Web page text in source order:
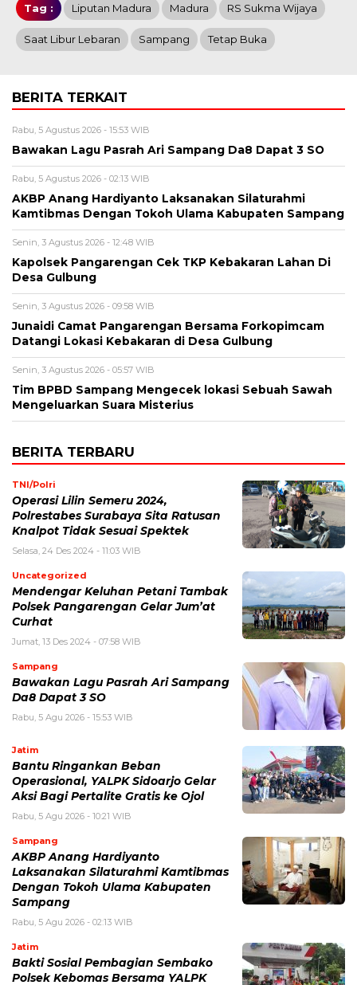
Tag : Liputan Madura Madura RS Sukma Wijaya
Saat Libur Lebaran Sampang Tetap Buka
BERITA TERKAIT
Rabu, 5 Agustus 2026 - 15:53 WIB
Bawakan Lagu Pasrah Ari Sampang Da8 Dapat 3 SO
Rabu, 5 Agustus 2026 - 02:13 WIB
AKBP Anang Hardiyanto Laksanakan Silaturahmi
Kamtibmas Dengan Tokoh Ulama Kabupaten Sampang
Senin, 3 Agustus 2026 - 12:48 WIB
Kapolsek Pangarengan Cek TKP Kebakaran Lahan Di
Desa Gulbung
Senin, 3 Agustus 2026 - 09:58 WIB
Junaidi Camat Pangarengan Bersama Forkopimcam
Datangi Lokasi Kebakaran di Desa Gulbung
Senin, 3 Agustus 2026 - 05:57 WIB
Tim BPBD Sampang Mengecek lokasi Sebuah Sawah
Mengeluarkan Suara Misterius
BERITA TERBARU
TNI/Polri
Operasi Lilin Semeru 2024,
Polrestabes Surabaya Sita Ratusan
Knalpot Tidak Sesuai Spektek
Selasa, 24 Des 2024 - 11:03 WIB
Uncategorized
Mendengar Keluhan Petani Tambak
Polsek Pangarengan Gelar Jum’at
Curhat
Jumat, 13 Des 2024 - 07:58 WIB
Sampang
Bawakan Lagu Pasrah Ari Sampang
Da8 Dapat 3 SO
Rabu, 5 Agu 2026 - 15:53 WIB
Jatim
Bantu Ringankan Beban
Operasional, YALPK Sidoarjo Gelar
Aksi Bagi Pertalite Gratis ke Ojol
Rabu, 5 Agu 2026 - 10:21 WIB
Sampang
AKBP Anang Hardiyanto
Laksanakan Silaturahmi Kamtibmas
Dengan Tokoh Ulama Kabupaten
Sampang
Rabu, 5 Agu 2026 - 02:13 WIB
Jatim
Bakti Sosial Pembagian Sembako
Polsek Kebomas Bersama YALPK